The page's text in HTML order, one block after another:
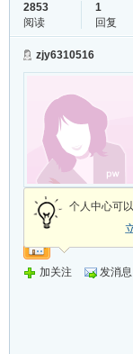
2853
阅读
1
回复
zjy6310516
新手上路
个人中心可
加关注 发消息